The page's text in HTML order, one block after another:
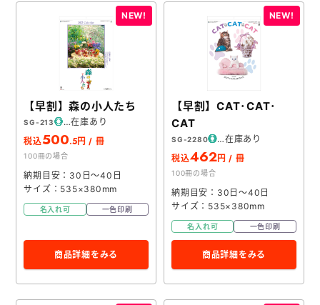
【早割】森の小人たち
SG-213
在庫あり
税込500.5円 / 冊
100冊の場合
納期目安：30日～40日
サイズ：535×380mm
名入れ可 一色印刷
商品詳細をみる
【早割】CAT･CAT･
CAT
SG-2280
在庫あり
税込462円 / 冊
100冊の場合
納期目安：30日～40日
サイズ：535×380mm
名入れ可 一色印刷
商品詳細をみる